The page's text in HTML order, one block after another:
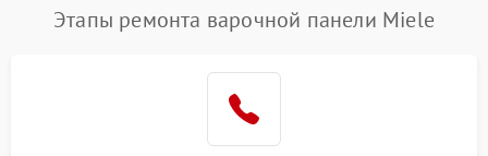
Этапы ремонта варочной панели Miele